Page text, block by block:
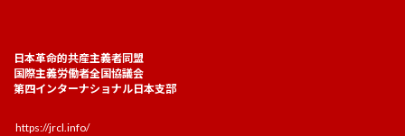
日本革命的共産主義者同盟
国際主義労働者全国協議会
第四インターナショナル日本支部
https://jrcl.info/